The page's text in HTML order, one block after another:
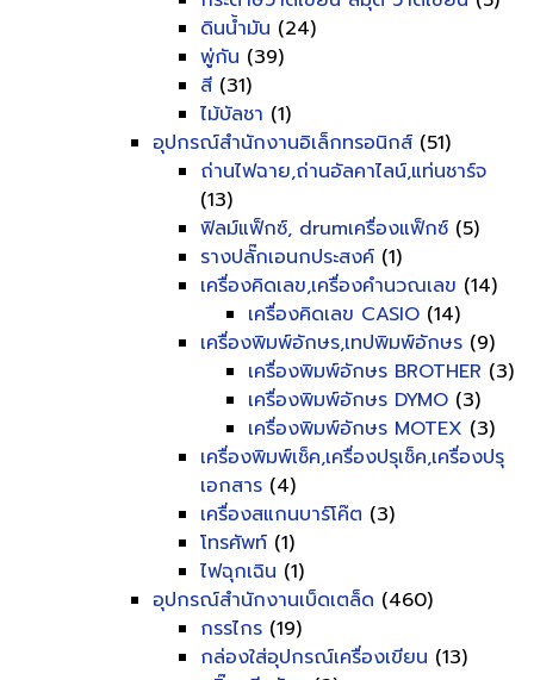
ดินน้ำมัน (24)
พู่กัน (39)
สี (31)
ไม้บัลชา (1)
อุปกรณ์สำนักงานอิเล็กทรอนิกส์ (51)
ถ่านไฟฉาย,ถ่านอัลคาไลน์,แท่นชาร์จ
(13)
ฟิลม์แฟ็กซ์, drumเครื่องแฟ็กซ์ (5)
รางปลั๊กเอนกประสงค์ (1)
เครื่องคิดเลข,เครื่องคำนวณเลข (14)
เครื่องคิดเลข CASIO (14)
เครื่องพิมพ์อักษร,เทปพิมพ์อักษร (9)
เครื่องพิมพ์อักษร BROTHER (3)
เครื่องพิมพ์อักษร DYMO (3)
เครื่องพิมพ์อักษร MOTEX (3)
เครื่องพิมพ์เช็ค,เครื่องปรุเช็ค,เครื่องปรุ
เอกสาร (4)
เครื่องสแกนบาร์โค๊ต (3)
โทรศัพท์ (1)
ไฟฉุกเฉิน (1)
อุปกรณ์สำนักงานเบ็ดเตล็ด (460)
กรรไกร (19)
กล่องใส่อุปกรณ์เครื่องเขียน (13)